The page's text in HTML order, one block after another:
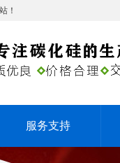
！
服务支持